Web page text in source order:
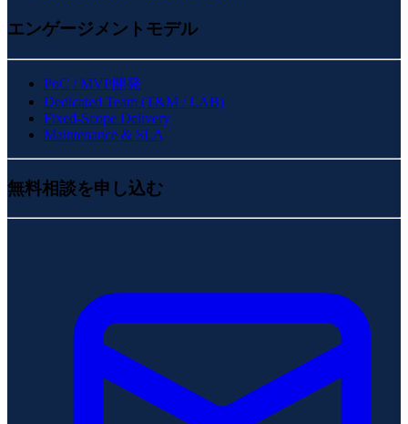
エンゲージメントモデル
PoC / MVP開発
Dedicated Team (T&M / LAB)
Fixed-Scope Delivery
Maintenance & SLA
無料相談を申し込む